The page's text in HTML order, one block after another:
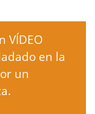
VÍDEO
en la
un